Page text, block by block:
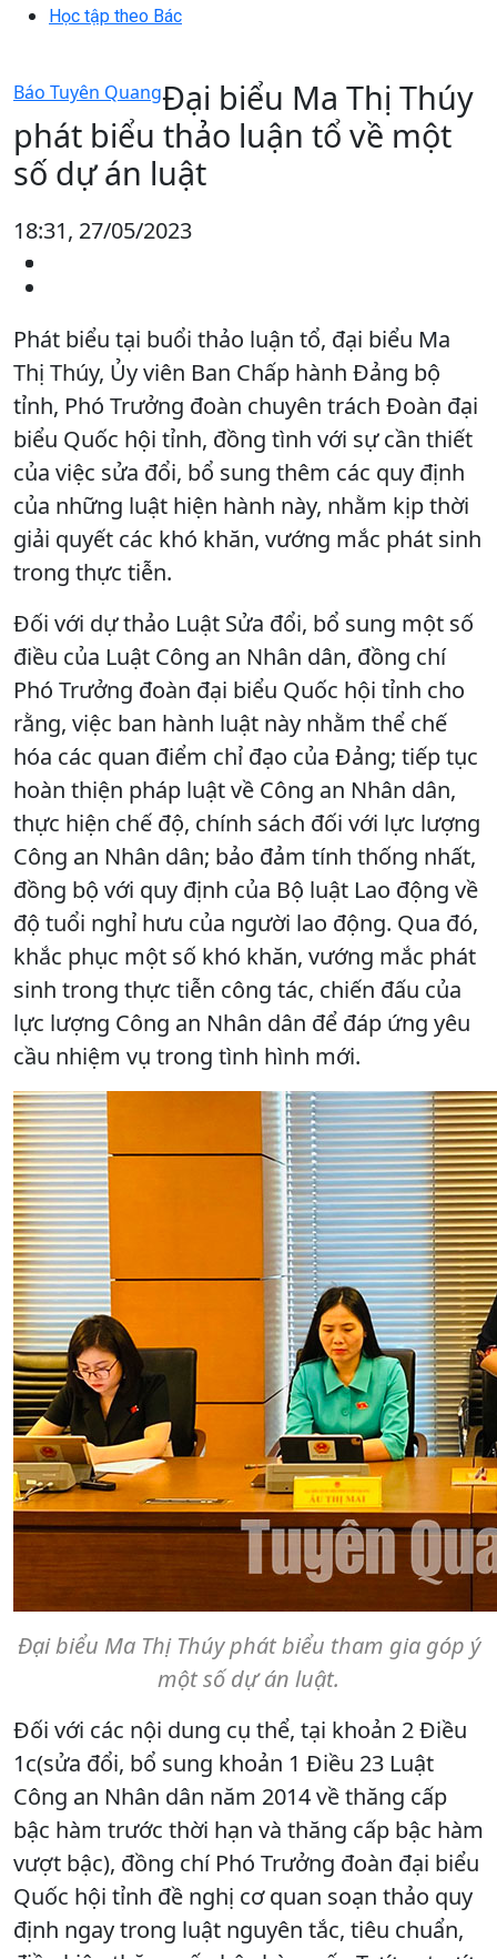
Học tập theo Bác
Báo Tuyên QuangĐại biểu Ma Thị Thúy
phát biểu thảo luận tổ về một
số dự án luật
18:31, 27/05/2023
Phát biểu tại buổi thảo luận tổ, đại biểu Ma
Thị Thúy, Ủy viên Ban Chấp hành Đảng bộ
tỉnh, Phó Trưởng đoàn chuyên trách Đoàn đại
biểu Quốc hội tỉnh, đồng tình với sự cần thiết
của việc sửa đổi, bổ sung thêm các quy định
của những luật hiện hành này, nhằm kịp thời
giải quyết các khó khăn, vướng mắc phát sinh
trong thực tiễn.
Đối với dự thảo Luật Sửa đổi, bổ sung một số
điều của Luật Công an Nhân dân, đồng chí
Phó Trưởng đoàn đại biểu Quốc hội tỉnh cho
rằng, việc ban hành luật này nhằm thể chế
hóa các quan điểm chỉ đạo của Đảng; tiếp tục
hoàn thiện pháp luật về Công an Nhân dân,
thực hiện chế độ, chính sách đối với lực lượng
Công an Nhân dân; bảo đảm tính thống nhất,
đồng bộ với quy định của Bộ luật Lao động về
độ tuổi nghỉ hưu của người lao động. Qua đó,
khắc phục một số khó khăn, vướng mắc phát
sinh trong thực tiễn công tác, chiến đấu của
lực lượng Công an Nhân dân để đáp ứng yêu
cầu nhiệm vụ trong tình hình mới.
Đại biểu Ma Thị Thúy phát biểu tham gia góp ý
một số dự án luật.
Đối với các nội dung cụ thể, tại khoản 2 Điều
1c(sửa đổi, bổ sung khoản 1 Điều 23 Luật
Công an Nhân dân năm 2014 về thăng cấp
bậc hàm trước thời hạn và thăng cấp bậc hàm
vượt bậc), đồng chí Phó Trưởng đoàn đại biểu
Quốc hội tỉnh đề nghị cơ quan soạn thảo quy
định ngay trong luật nguyên tắc, tiêu chuẩn,